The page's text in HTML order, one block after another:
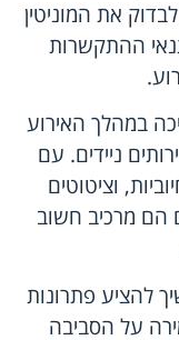
את המוניטין
ההתקשרות
במהלך האירוע
ניידים. עם
וציטוטים
הם מרכיב חשוב
להציע פתרונות
על הסביבה